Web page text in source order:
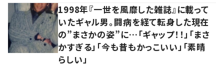
1998年『一世を風靡した雑誌』に載って
いたギャル男。闘病を経て転身した現在
の”まさかの姿”に…「ギャップ！！」「まさ
かすぎる」「今も昔もかっこいい」「素晴
らしい」